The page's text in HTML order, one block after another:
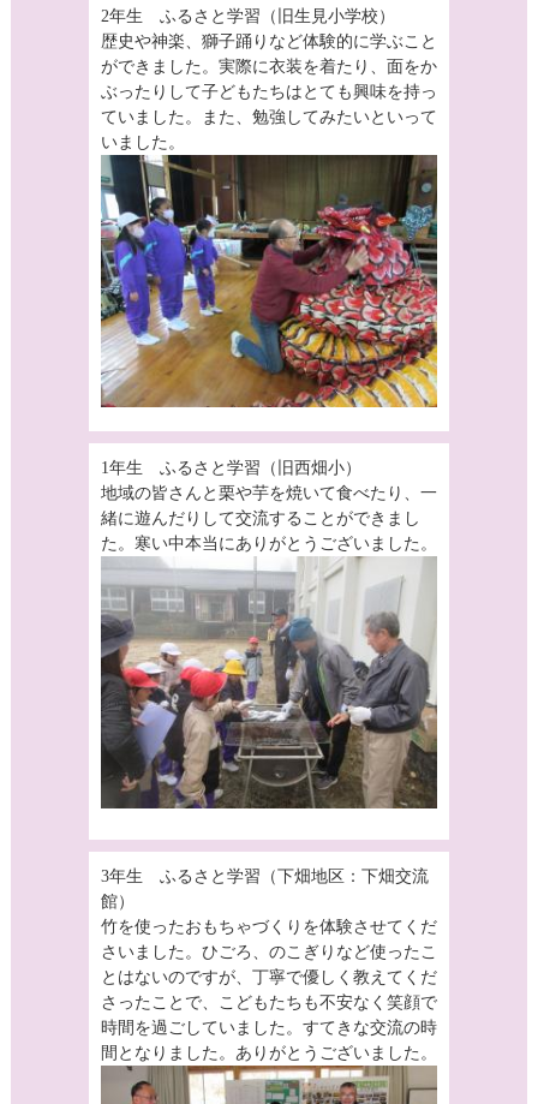
2年生 ふるさと学習（旧生見小学校）
歴史や神楽、獅子踊りなど体験的に学ぶこと
ができました。実際に衣装を着たり、面をか
ぶったりして子どもたちはとても興味を持っ
ていました。また、勉強してみたいといって
いました。
1年生 ふるさと学習（旧西畑小）
地域の皆さんと栗や芋を焼いて食べたり、一
緒に遊んだりして交流することができまし
た。寒い中本当にありがとうございました。
3年生 ふるさと学習（下畑地区：下畑交流
館）
竹を使ったおもちゃづくりを体験させてくだ
さいました。ひごろ、のこぎりなど使ったこ
とはないのですが、丁寧で優しく教えてくだ
さったことで、こどもたちも不安なく笑顔で
時間を過ごしていました。すてきな交流の時
間となりました。ありがとうございました。